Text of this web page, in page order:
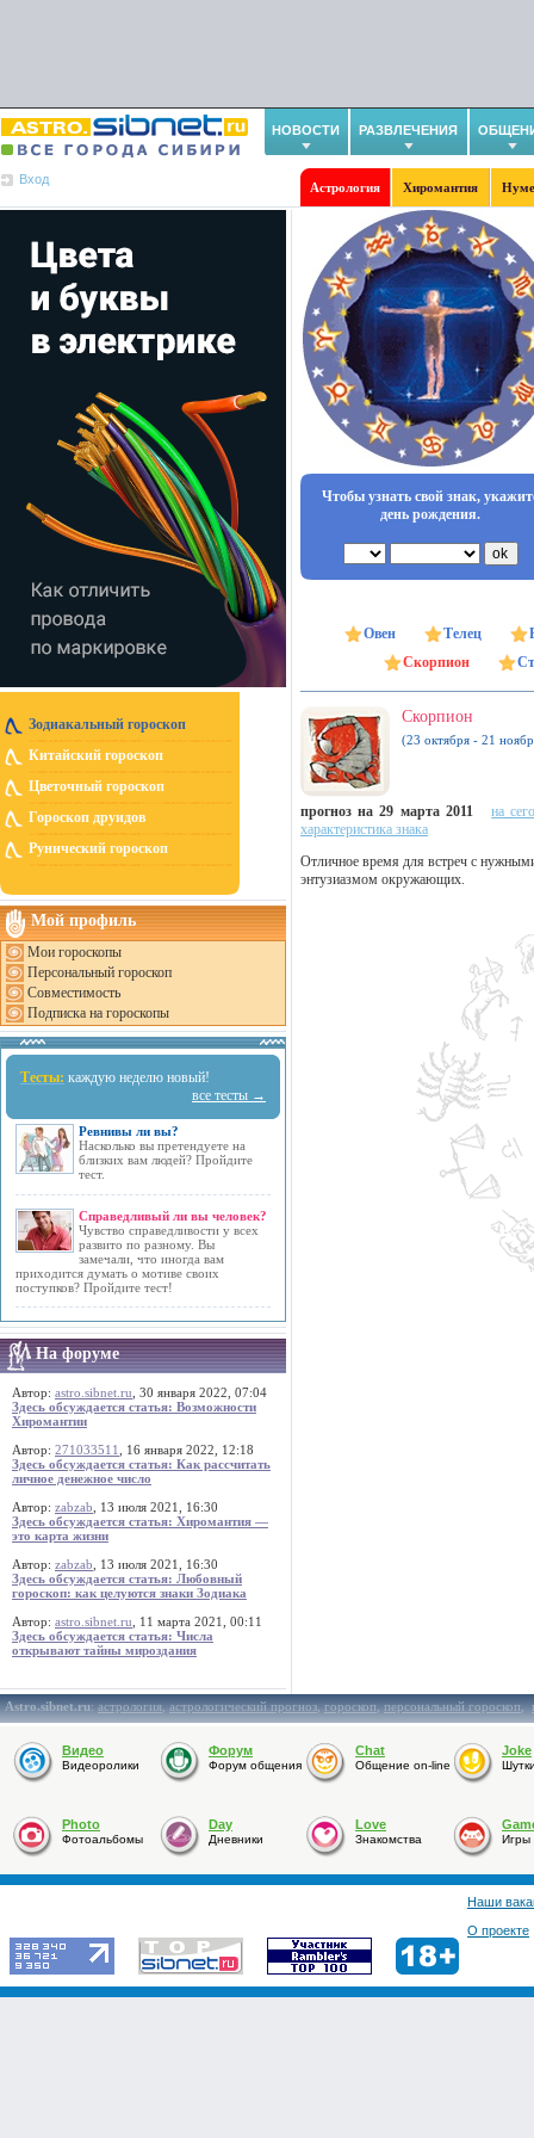
НОВОСТИ РАЗВЛЕЧЕНИЯ
Вход
Астрология Хиромантия
Зодиакальный гороскоп
Китайский гороскоп
Цветочный гороскоп
Гороскоп друидов
Рунический гороскоп
Мой профиль
Мои гороскопы
Персональный гороскоп
Совместимость
Подписка на гороскопы
Тесты: каждую неделю новый!
все тесты →
Ревнивы ли вы?
Насколько вы претендуете на
близких вам людей? Пройдите
тест.
Справедливый ли вы человек?
Чувство справедливости у всех
развито по разному. Вы
замечали, что иногда вам
приходится думать о мотиве своих
поступков? Пройдите тест!
На форуме
Автор: astro.sibnet.ru , 30 января 2022, 07:04
Здесь обсуждается статья: Возможности
Хиромантии
Автор: 271033511
, 16 января 2022, 12:18
Здесь обсуждается статья: Как рассчитать
личное денежное число
Автор: zabzab , 13 июля 2021, 16:30
Здесь обсуждается статья: Хиромантия —
это карта жизни
Автор: zabzab , 13 июля 2021, 16:30
Здесь обсуждается статья: Любовный
гороскоп: как целуются знаки Зодиака
Автор: astro.sibnet.ru , 11 марта 2021, 00:11
Здесь обсуждается статья: Числа
открывают тайны мироздания
Чтобы узнать свой знак,
день рождения.
Овен Телец
Скорпион
Скорпион
(23 октября - 21
прогноз на 29 марта 2011
на
характеристика знака
Отличное время для встреч с
энтузиазмом окружающих.
Astro.sibnet.ru:астрология,астрологический прогноз,гороскоп,персональный гороскоп,
Видео
Видеоролики
Форум
Форум общения
Chat
Общение on-line
Joke
Photo
Фотоальбомы
Day
Дневники
Love
Знакомства Игры
Наши
О проекте